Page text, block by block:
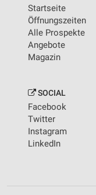
Startseite
Öffnungszeiten
Alle Prospekte
Angebote
Magazin
SOCIAL
Facebook
Twitter
Instagram
LinkedIn